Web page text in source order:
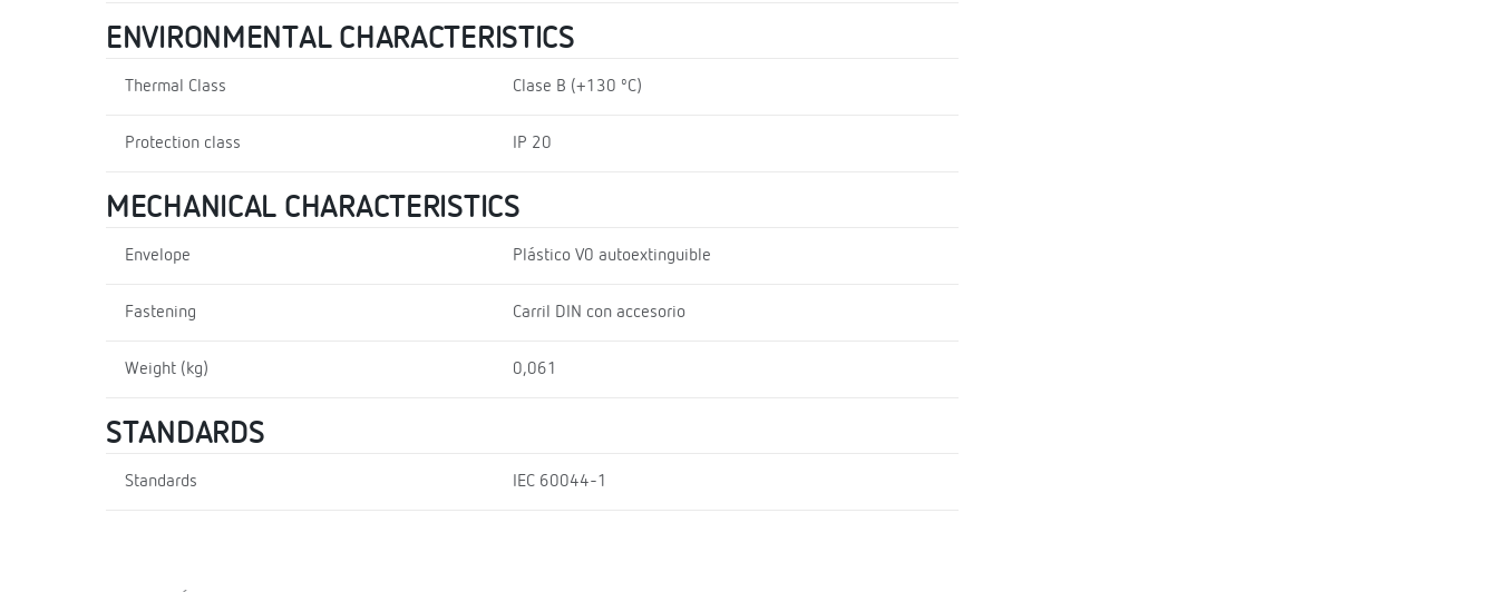
ENVIRONMENTAL CHARACTERISTICS
Thermal Class Clase B (+130 ºC)
Protection class IP 20
MECHANICAL CHARACTERISTICS
Envelope Plástico V0 autoextinguible
Fastening Carril DIN con accesorio
Weight (kg) 0,061
STANDARDS
Standards IEC 60044-1